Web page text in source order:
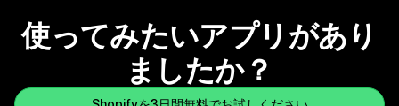
使ってみたいアプリがあり
ましたか？